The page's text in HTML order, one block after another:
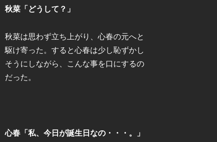
秋菜「どうして？」
秋菜は思わず立ち上がり、心春の元へと
駆け寄った。すると心春は少し恥ずかし
そうにしながら、こんな事を口にするの
だった。
心春「私、今日が誕生日なの・・・。」